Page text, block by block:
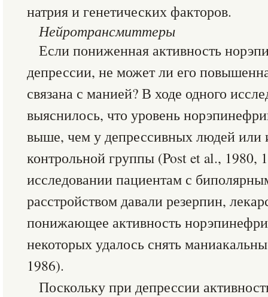
натрия и генетических факторов.
Нейротрансмиттеры
Если пониженная активность
депрессии, не может ли его
связана с манией? В ходе одного
выяснилось, что уровень
выше, чем у депрессивных людей или
контрольной группы (Post et al., 1980,
исследовании пациентам с
расстройством давали резерпин,
понижающее активность
некоторых удалось снять
1986).
Поскольку при депрессии